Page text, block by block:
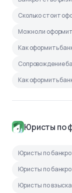
Сколько стоит
Можно ли
Как оформить
Сопровождение
Как оформить
Юристы по
Юристы по
Юристы по
Юристы по